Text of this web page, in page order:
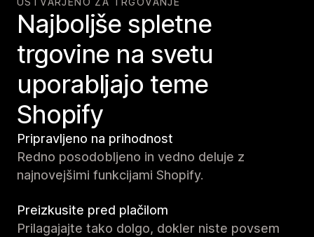
Najboljše spletne
trgovine na svetu
uporabljajo teme
Shopify
Pripravljeno na prihodnost
Redno posodobljeno in vedno deluje z
najnovejšimi funkcijami Shopify.
Preizkusite pred plačilom
Prilagajajte tako dolgo, dokler niste povsem